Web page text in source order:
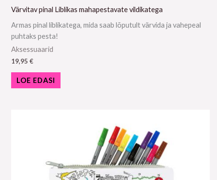
Värvitav pinal Liblikas mahapestavate vildikatega
Armas pinal liblikatega, mida saab lõputult värvida ja vahepeal
puhtaks pesta!
Aksessuaarid
19,95 €
LOE EDASI